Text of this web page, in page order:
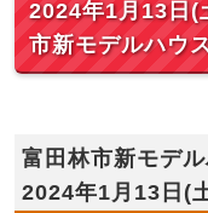
2024年1月13
市新モデルハ
富田林市新モデ
2024年1月13日(